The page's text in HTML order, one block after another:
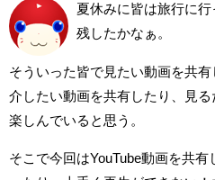
夏休みに皆は旅行に
残したかなぁ。
そういった皆で見たい動画を共有
介したい動画を共有したり、
見
楽しんでいると思う。
そこで今回はYouTube動画を共